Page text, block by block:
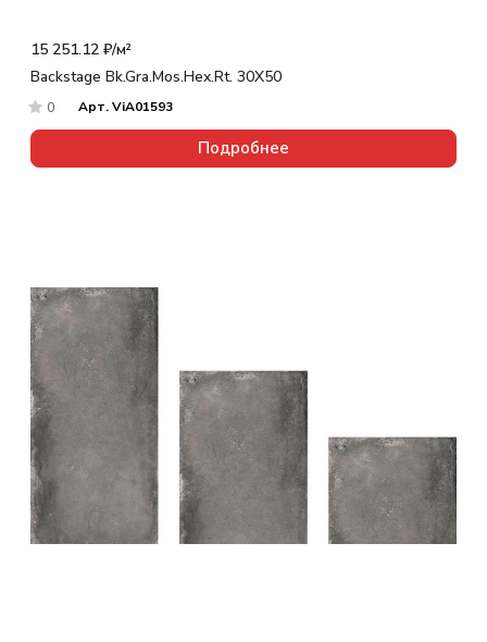
15 251.12 ₽/м²
Backstage Bk.Gra.Mos.Hex.Rt. 30X50
0 Арт.ViA01593
Подробнее